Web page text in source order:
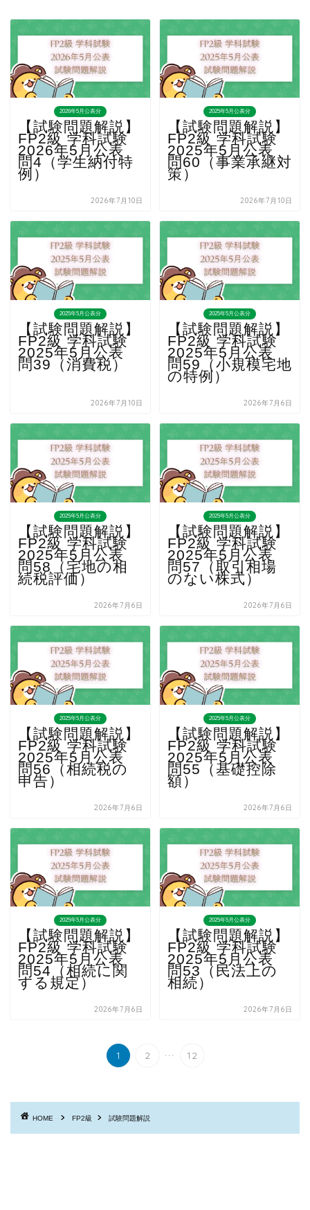
2026年5月公表分
【試験問題解説】
FP2級 学科試験
2026年5月公表
問4（学生納付特
例）
2026年7月10日
2025年5月公表分
【試験問題解説】
FP2級 学科試験
2025年5月公表
問60（事業承継対
策）
2026年7月10日
2025年5月公表分
【試験問題解説】
FP2級 学科試験
2025年5月公表
問39（消費税）
2026年7月10日
2025年5月公表分
【試験問題解説】
FP2級 学科試験
2025年5月公表
問59（小規模宅地
の特例）
2026年7月6日
2025年5月公表分
【試験問題解説】
FP2級 学科試験
2025年5月公表
問58（宅地の相
続税評価）
2026年7月6日
2025年5月公表分
【試験問題解説】
FP2級 学科試験
2025年5月公表
問57（取引相場
のない株式）
2026年7月6日
2025年5月公表分
【試験問題解説】
FP2級 学科試験
2025年5月公表
問56（相続税の
申告）
2026年7月6日
2025年5月公表分
【試験問題解説】
FP2級 学科試験
2025年5月公表
問55（基礎控除
額）
2026年7月6日
2025年5月公表分
【試験問題解説】
FP2級 学科試験
2025年5月公表
問54（相続に関
する規定）
2026年7月6日
2025年5月公表分
【試験問題解説】
FP2級 学科試験
2025年5月公表
問53（民法上の
相続）
2026年7月6日
1 2 ... 12
HOME FP2級 試験問題解説